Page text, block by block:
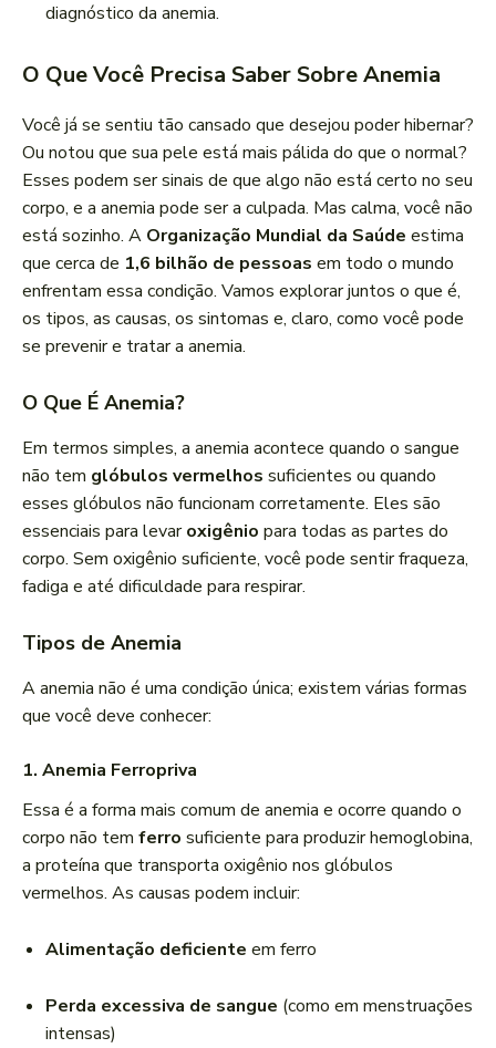
diagnóstico da anemia.
O Que Você Precisa Saber Sobre Anemia
Você já se sentiu tão cansado que desejou poder hibernar?
Ou notou que sua pele está mais pálida do que o normal?
Esses podem ser sinais de que algo não está certo no seu
corpo, e a anemia pode ser a culpada. Mas calma, você não
está sozinho. A Organização Mundial da Saúde estima
que cerca de 1,6 bilhão de pessoas em todo o mundo
enfrentam essa condição. Vamos explorar juntos o que é,
os tipos, as causas, os sintomas e, claro, como você pode
se prevenir e tratar a anemia.
O Que É Anemia?
Em termos simples, a anemia acontece quando o sangue
não tem glóbulos vermelhos suficientes ou quando
esses glóbulos não funcionam corretamente. Eles são
essenciais para levaroxigênio para todas as partes do
corpo. Sem oxigênio suficiente, você pode sentir fraqueza,
fadiga e até dificuldade para respirar.
Tipos de Anemia
A anemia não é uma condição única; existem várias formas
que você deve conhecer:
1. Anemia Ferropriva
Essa é a forma mais comum de anemia e ocorre quando o
corpo não tem ferro suficiente para produzir hemoglobina,
a proteína que transporta oxigênio nos glóbulos
vermelhos. As causas podem incluir:
Alimentação deficiente em ferro
Perda excessiva de sangue (como em menstruações
intensas)